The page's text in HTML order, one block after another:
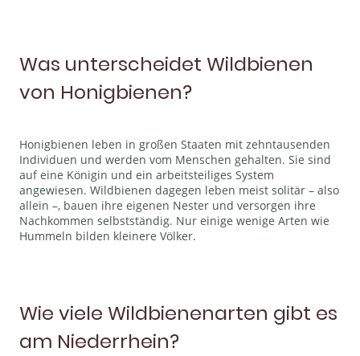
Was unterscheidet Wildbienen
von Honigbienen?
Honigbienen leben in großen Staaten mit zehntausenden
Individuen und werden vom Menschen gehalten. Sie sind
auf eine Königin und ein arbeitsteiliges System
angewiesen. Wildbienen dagegen leben meist solitär – also
allein –, bauen ihre eigenen Nester und versorgen ihre
Nachkommen selbstständig. Nur einige wenige Arten wie
Hummeln bilden kleinere Völker.
Wie viele Wildbienenarten gibt es
am Niederrhein?